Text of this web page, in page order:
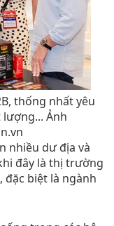
thống nhất yêu
Ảnh
nhiều dư địa và
đây là thị trường
đặc biệt là ngành